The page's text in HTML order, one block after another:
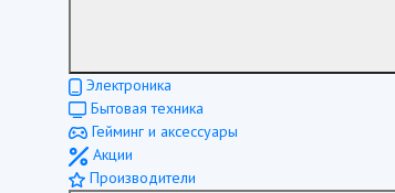
Электроника
Бытовая техника
Гейминг и аксессуары
Акции
Производители